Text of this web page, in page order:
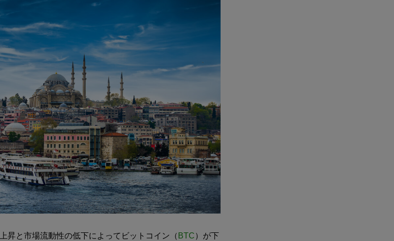
昇と市場流動性の低下によってビットコイン（ BTC）が下